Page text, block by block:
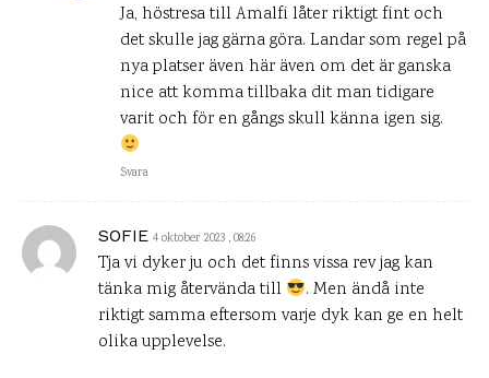
Ja, höstresa till Amalfi låter riktigt fint och
det skulle jag gärna göra. Landar som regel på
nya platser även här även om det är ganska
nice att komma tillbaka dit man tidigare
varit och för en gångs skull känna igen sig.
Svara
SOFIE 4 oktober 2023 , 08:26
Tja vi dyker ju och det finns vissa rev jag kan
tänka mig återvända till
. Men ändå inte
riktigt samma eftersom varje dyk kan ge en helt
olika upplevelse.